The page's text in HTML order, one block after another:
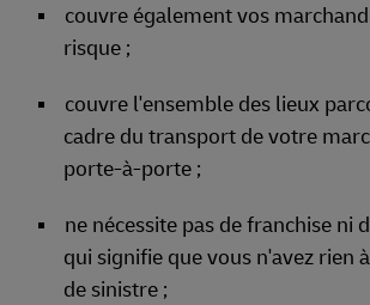
couvre également vos
risque ;
couvre l'ensemble des lieux
cadre du transport de votre
porte-à-porte ;
ne nécessite pas de franchise ni
qui signifie que vous n'avez rien
de sinistre ;